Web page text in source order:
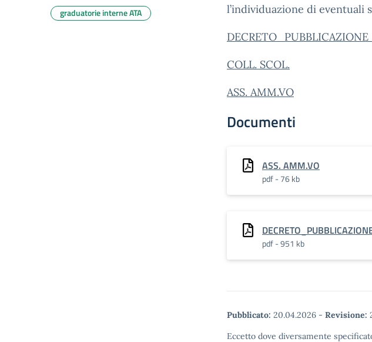
l’individuazione di eventuali
COLL. SCOL.
ASS. AMM.VO
Documenti
ASS. AMM.VO
pdf - 76 kb
pdf - 951 kb
Pubblicato: 20.04.2026 - Revisione:
Eccetto dove diversamente
graduatorie interne ATA